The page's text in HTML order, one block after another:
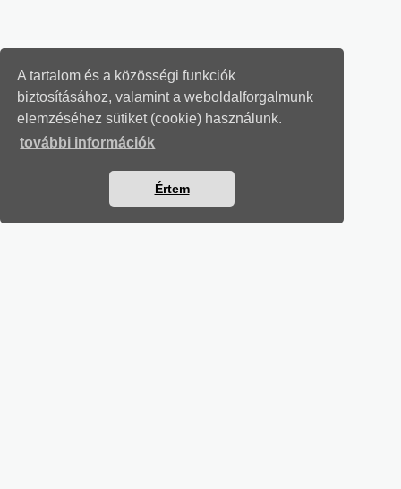
A tartalom és a közösségi funkciók
biztosításához, valamint a weboldalforgalmunk
elemzéséhez sütiket (cookie) használunk.
további információk
Értem